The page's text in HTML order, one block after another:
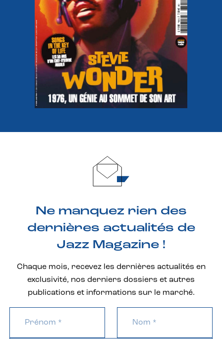
Ne manquez rien des
dernières actualités de
Jazz Magazine !
Chaque mois, recevez les dernières actualités en
exclusivité, nos derniers dossiers et autres
publications et informations sur le marché.